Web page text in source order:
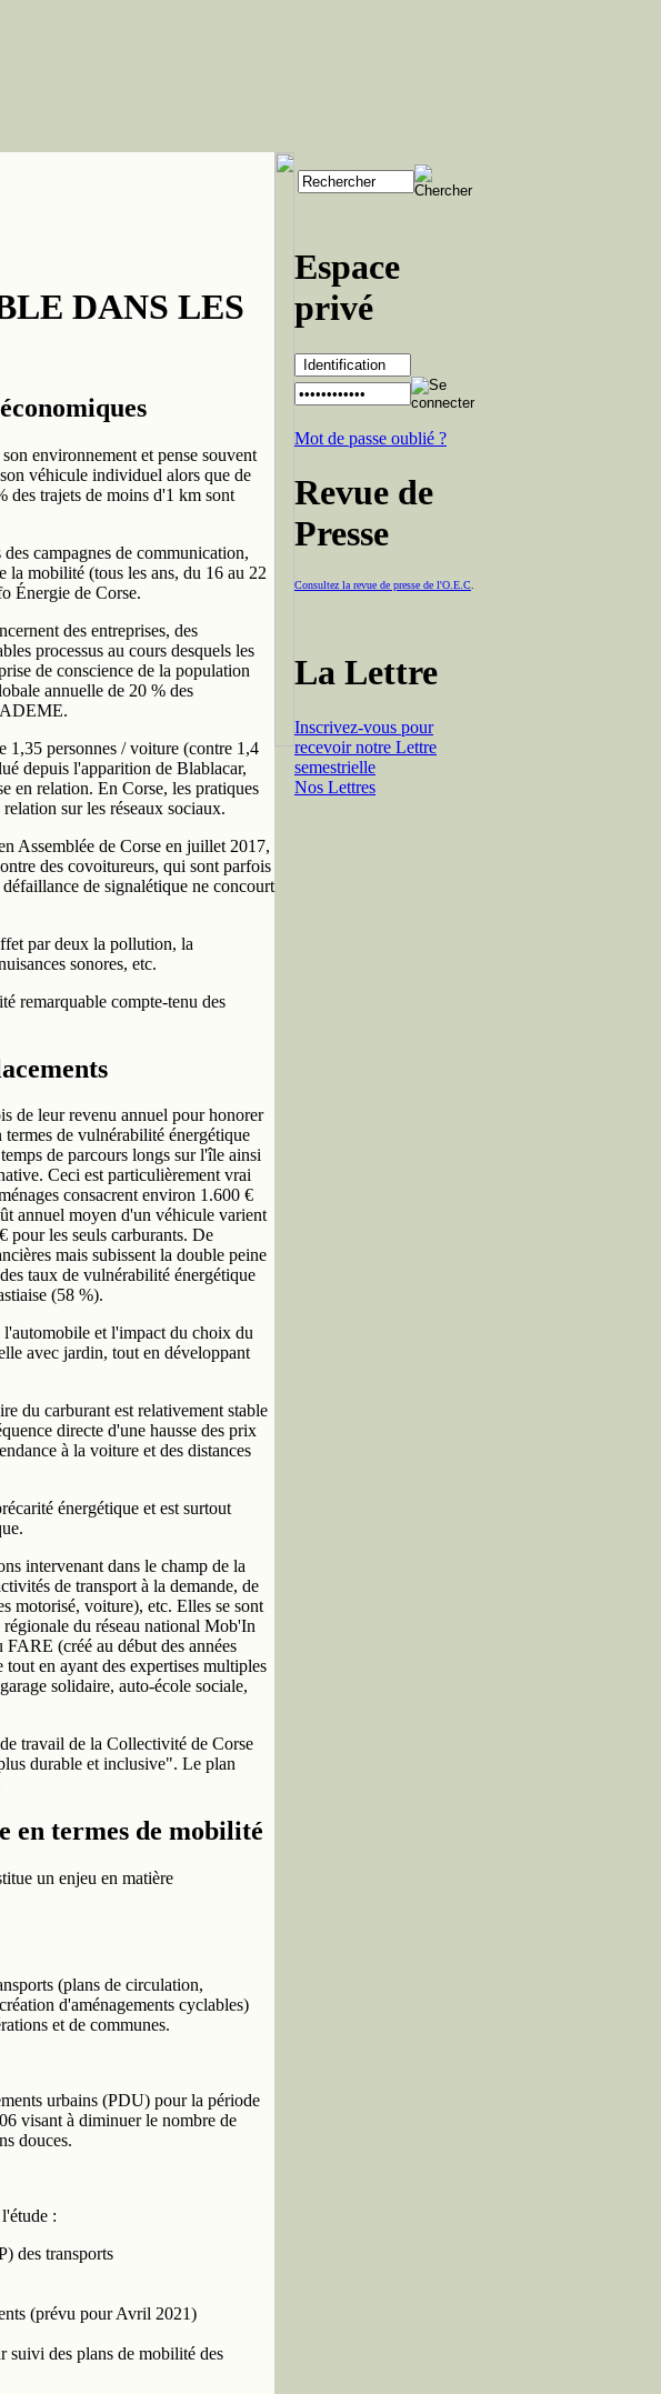
DANS LES
environnement et pense souvent
véhicule individuel alors que de
des trajets de moins d'1 km sont
campagnes de communication,
la mobilité (tous les ans, du 16 au 22
Énergie de Corse.
des entreprises, des
processus au cours desquels les
de conscience de la population
annuelle de 20 % des
1,35 personnes / voiture (contre 1,4
depuis l'apparition de Blablacar,
en relation. En Corse, les pratiques
sur les réseaux sociaux.
Assemblée de Corse en juillet 2017,
des covoitureurs, qui sont parfois
de signalétique ne concourt
par deux la pollution, la
sonores, etc.
remarquable compte-tenu des
de leur revenu annuel pour honorer
de vulnérabilité énergétique
de parcours longs sur l'île ainsi
Ceci est particulièrement vrai
consacrent environ 1.600 €
annuel moyen d'un véhicule varient
pour les seuls carburants. De
mais subissent la double peine
taux de vulnérabilité énergétique
(58 %).
et l'impact du choix du
avec jardin, tout en développant
du carburant est relativement stable
directe d'une hausse des prix
à la voiture et des distances
énergétique et est surtout
intervenant dans le champ de la
de transport à la demande, de
motorisé, voiture), etc. Elles se sont
du réseau national Mob'In
(créé au début des années
en ayant des expertises multiples
solidaire, auto-école sociale,
travail de la Collectivité de Corse
durable et inclusive". Le plan
en termes de mobilité
un enjeu en matière
(plans de circulation,
d'aménagements cyclables)
et de communes.
urbains (PDU) pour la période
visant à diminuer le nombre de
douces.
:
des transports
(prévu pour Avril 2021)
suivi des plans de mobilité des
Espace
privé
Mot de passe oublié ?
Revue de
Presse
Consultez la revue de presse de l'O.E.C
La Lettre
Inscrivez-vous pour
recevoir notre Lettre
semestrielle
Nos Lettres